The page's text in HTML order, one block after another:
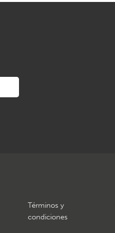
Términos y
condiciones